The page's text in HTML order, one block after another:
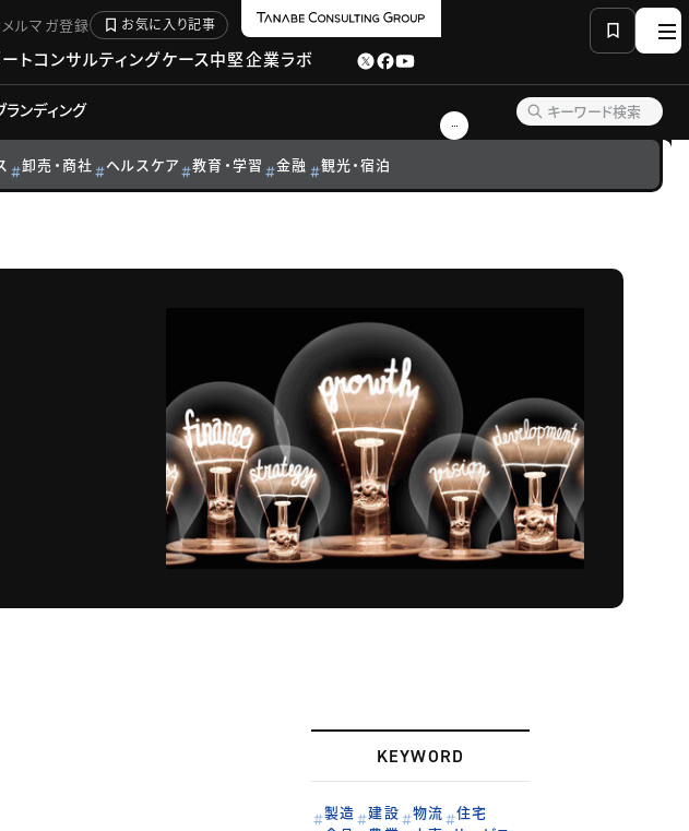
メルマガ登録 お気に入り記事
トコンサルティングケース中堅企業ラボ
ランディング
卸売・商社 ヘルスケア 教育・学習 金融 観光・宿泊
KEYWORD
製造 建設 物流
住宅